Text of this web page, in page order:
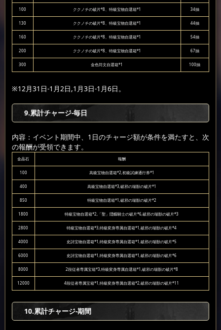
100 ククノチの破片*8、特級宝物自選箱*1 34抽
130 ククノチの破片*8、特級宝物自選箱*1 44抽
160 ククノチの破片*8、特級宝物自選箱*1 54抽
200 ククノチの破片*8、特級宝物自選箱*1 67抽
300 金色符文自選箱*1 100抽
※12月31日-1月2日,1月3日-1月6日。
9.累計チャージ-毎日
内容：イベント期間中、1日のチャージ額が条件を満たすと、次
の報酬が受領できます。
金晶石 報酬
100 高級宝物自選箱*2,初級試練通行券*1
400 高級宝物自選箱*3,破邪の瑞獣の破片*1
850 特級宝物自選箱*1,破邪の瑞獣の破片*2
1800 特級宝物自選箱*2,「聖」隠蝶騎士の破片*6,破邪の瑞獣の破片*3
2800 特級宝物自選箱*3,特級変身専属自選箱*1,破邪の瑞獣の破片*4
4000 史詩宝物自選箱*1,特級変身専属自選箱*1,破邪の瑞獣の破片*5
6000 史詩宝物自選箱*1,特級変身専属自選箱*1,破邪の瑞獣の破片*6
8000 2段従者専属宝箱*3,特級変身専属自選箱*1,破邪の瑞獣の破片*8
12000 4段従者専属宝箱*1,特級変身専属自選箱*2,破邪の瑞獣の破片*11
10.累計チャージ-期間